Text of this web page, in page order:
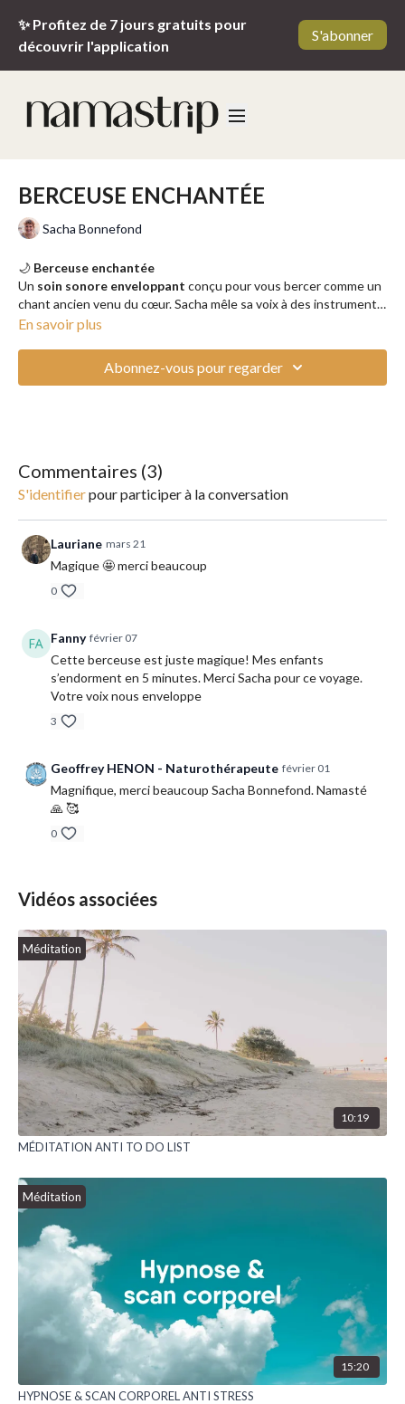
✨ Profitez de 7 jours gratuits pour
découvrir l'application
S'abonner
BERCEUSE ENCHANTÉE
Sacha Bonnefond
🌙 Berceuse enchantée
Un soin sonore enveloppant conçu pour vous bercer comme un
chant ancien venu du cœur. Sacha mêle sa voix à des instruments
délicats pour créer une mélodie fluide et réconfortante. Ce
profondeur. Une méditation idéale à écouter les yeux fermés,
En savoir plus
Abonnez-vous pour regarder
Commentaires (3)
S'identifierpour participer à la conversation
Lauriane mars 21
Magique 🤩 merci beaucoup
0
Fanny février 07
Cette berceuse est juste magique! Mes enfants
s’endorment en 5 minutes. Merci Sacha pour ce voyage.
Votre voix nous enveloppe
3
Geoffrey HENON - Naturothérapeute février 01
Magnifique, merci beaucoup Sacha Bonnefond. Namasté
🙏 🥰
0
Vidéos associées
Méditation
10:19
MÉDITATION ANTI TO DO LIST
Méditation
15:20
HYPNOSE & SCAN CORPOREL ANTI STRESS